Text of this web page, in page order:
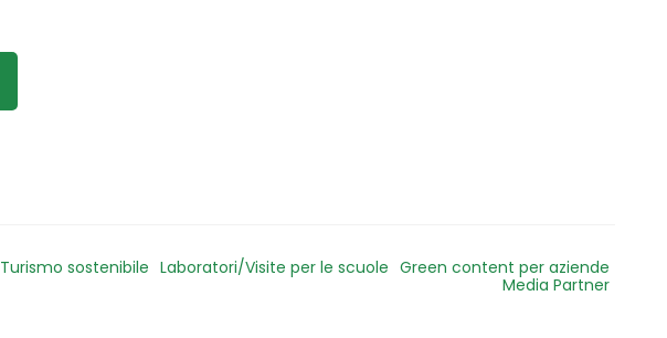
Turismo sostenibile Laboratori/Visite per le scuole Green content per aziende
Media Partner